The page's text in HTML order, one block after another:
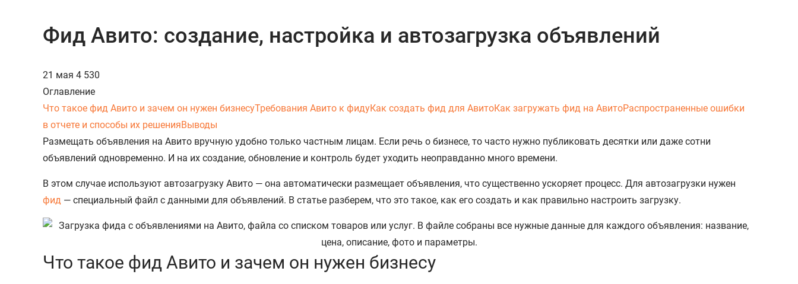
Фид Авито: создание, настройка и автозагрузка объявлений
21 мая 4 530
Оглавление
Что такое фид Авито и зачем он нужен бизнесуТребования Авито к фидуКак создать фид для АвитоКак загружать фид на АвитоРаспространенные ошибки
в отчете и способы их решенияВыводы
Размещать объявления на Авито вручную удобно только частным лицам. Если речь о бизнесе, то часто нужно публиковать десятки или даже сотни
объявлений одновременно. И на их создание, обновление и контроль будет уходить неоправданно много времени.
В этом случае используют автозагрузку Авито — она автоматически размещает объявления, что существенно ускоряет процесс. Для автозагрузки нужен
фид — специальный файл с данными для объявлений. В статье разберем, что это такое, как его создать и как правильно настроить загрузку.
Что такое фид Авито и зачем он нужен бизнесу